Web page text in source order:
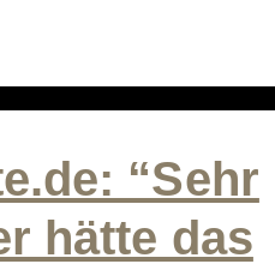
“Sehr
hätte das